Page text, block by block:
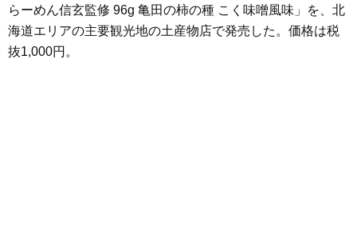
らーめん信玄監修 96g 亀田の柿の種 こく味噌風味」を、北
海道エリアの主要観光地の土産物店で発売した。価格は税
抜1,000円。